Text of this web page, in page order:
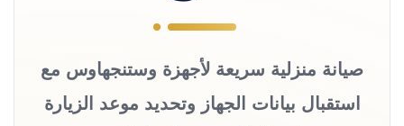
صيانة منزلية سريعة لأجهزة وستنجهاوس مع
استقبال بيانات الجهاز وتحديد موعد الزيارة